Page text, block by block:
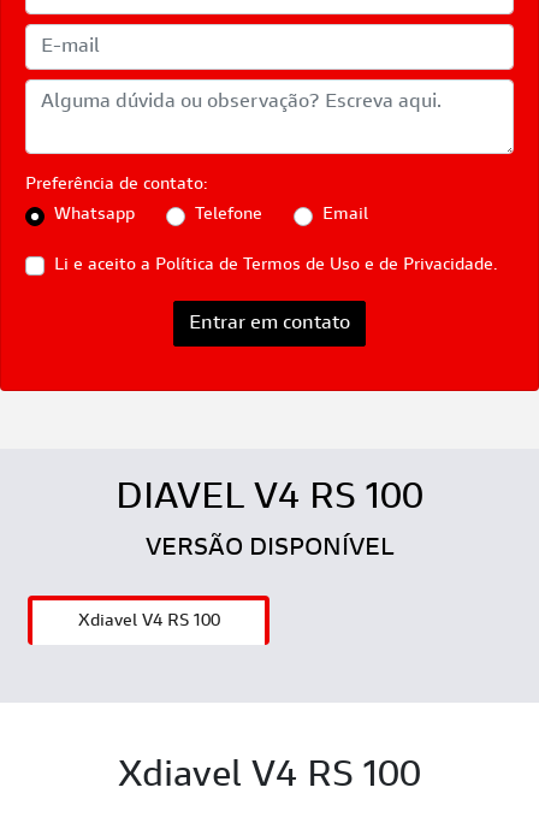
Preferência de contato:
Whatsapp
Telefone Email
Li e aceito a Política de Termos de Uso e de Privacidade.
Entrar em contato
DIAVEL V4 RS 100
VERSÃO DISPONÍVEL
Xdiavel V4 RS 100
Xdiavel V4 RS 100